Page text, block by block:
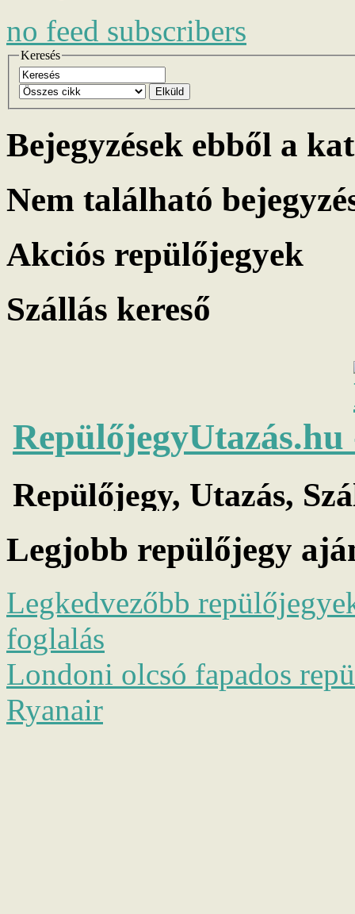
no feed subscribers
Keresés
Elküld
Bejegyzések ebből a
Nem található
Akciós repülőjegyek
Szállás kereső
Legjobb repülőjegy
Legkedvezőbb
foglalás
Londoni olcsó fapados
Ryanair